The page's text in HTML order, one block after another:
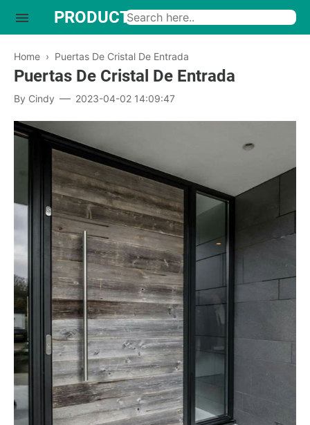
Home › Puertas De Cristal De Entrada
Puertas De Cristal De Entrada
By Cindy 2023-04-02 14:09:47